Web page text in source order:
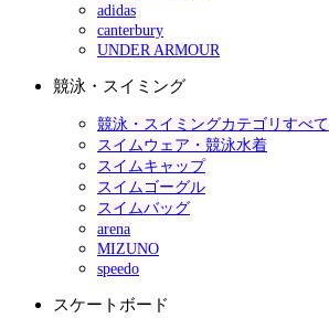
adidas
canterbury
UNDER ARMOUR
競泳・スイミング
競泳・スイミングカテゴリすべて
スイムウェア・競泳水着
スイムキャップ
スイムゴーグル
スイムバッグ
arena
MIZUNO
speedo
スケートボード